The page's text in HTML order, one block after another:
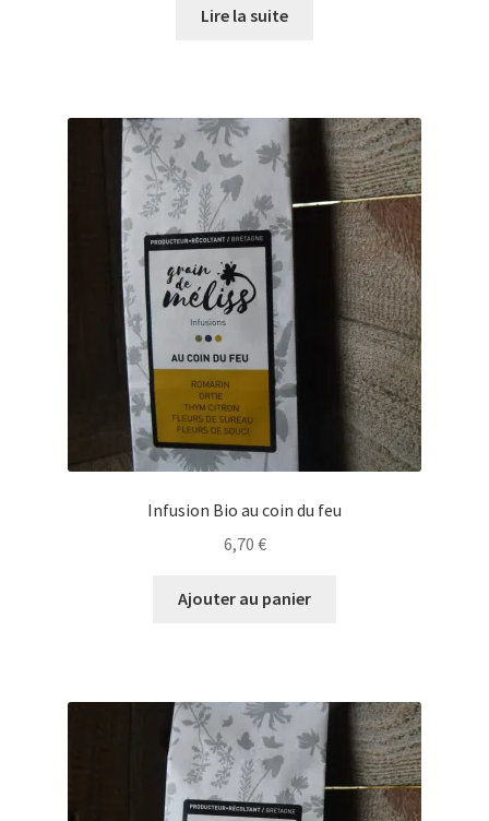
Lire la suite
Infusion Bio au coin du feu
6,70 €
Ajouter au panier